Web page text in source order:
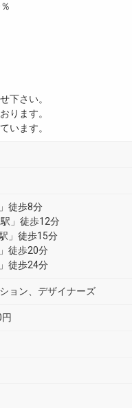
下さい。
ります。
います。
徒歩8分
」徒歩12分
」徒歩15分
徒歩20分
徒歩24分
ョン、デザイナーズ